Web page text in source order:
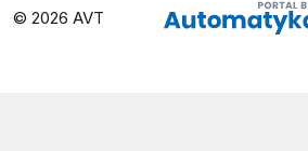
© 2026 AVT